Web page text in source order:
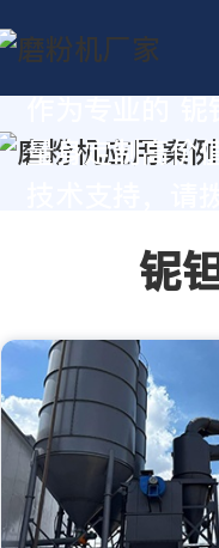
量身定制高价
铌